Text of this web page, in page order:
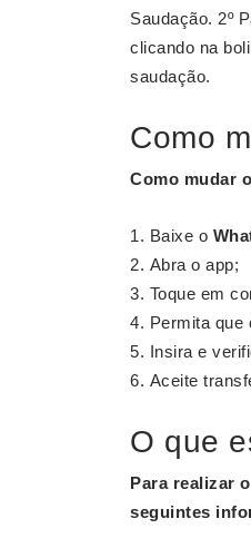
Saudação. 2º
clicando na
saudação.
Como
Como mudar
Baixe o
Abra o app;
Toque em
Permita que
Insira e
Aceite
O que
Para realizar o
seguintes